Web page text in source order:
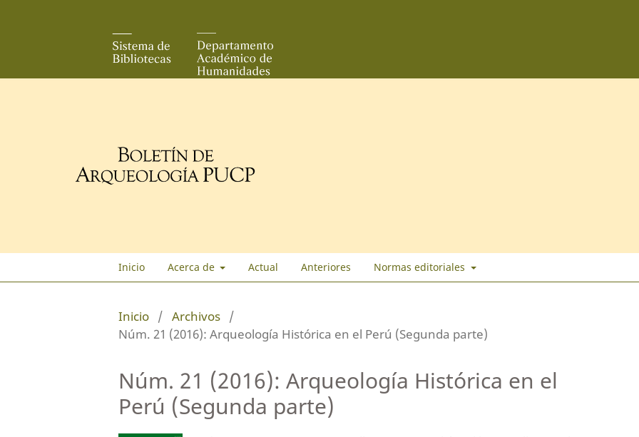
Inicio Acerca de Actual Anteriores Normas editoriales
Inicio / Archivos /
Núm. 21 (2016): Arqueología Histórica en el Perú (Segunda parte)
Núm. 21 (2016): Arqueología Histórica en el
Perú (Segunda parte)